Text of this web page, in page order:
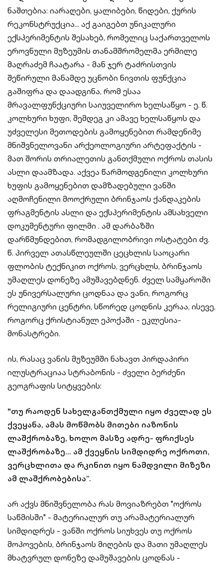
ნაშთებია: იარაღები, ყალიბები, წიდები, ქურის
რეკონსტრუქცია... აქ გაიგებთ უნიკალური
ექსპერიმენტის შესახებ, რომელიც საქართველოს
ეროვნული მუზეუმის თანამშრომელმა ერმილე
მაღრაძემ ჩაატარა - მან ჯერ ტაძრისთვის
შეწირული მანამდე უცნობი ნივთის ფუნქცია
გაშიფრა და დაადგინა, რომ ესაა
მრავალფუნქციური საიუველირო ხელსაწყო - ე. წ.
კოლხური ხუფი, შემდეგ კი ამავე ხელსაწყოს და
უძველესი მეთოდების გამოყენებით რამდენიმე
მნიშვნელოვანი არქეოლოგიური არტეფაქტის -
მათ შორის თრიალეთის განთქმული ოქროს თასის
ასლი დაამზადა. აქვეა წარმოდგენილი კოლხური
ხუფის გამოყენებით დამზადებული ვანში
აღმოჩენილი მოოქრული ბრინჯაოს ქანდაკების
ფრაგმენტის ასლი და ექსპერიმენტის ამსახველი
დოკუმენტური ფილმი . ამ დარბაზში
დარწმუნდებით, რომადგილობრივი ოსტატები ძვ.
წ. პირველ ათასწლეულში ცეცხლის საოცარი
ფლობის ტექნიკით ოქროს, ვერცხლს, ბრინჯაოს
უმაღლეს დონეზე ამუშავებდნენ. ძველ სამყაროში
ეს უნივერსალური ცოდნაა და ვანი, როგორც
რელიგიური ცენტრი, სწორედ ცოდნის კერაა, ისევე,
როგორც ქრისტიანულ ეპოქაში - ეკლესია-
მონასტრები.
ის, რასაც ვანის მუზეუმში ნახავთ პირდაპირი
ილუსტრაციაა სტრაბონის - ძველი ბერძენი
გეოგრაფის სიტყვების:
"თუ რაოდენ სახელგანთქმული იყო ძველად ეს
ქვეყანა, ამას მოწმობს მითები იაზონის
ლაშქრობაზე, ხოლო მასზე ადრე- ფრიქსეს
ლაშქრობაზე... ამ ქვეყნის სიმდიდრე ოქროთი,
ვერცხლითა და რკინით იყო ნამდვილი მიზეზი
ამ ლაშქრობებისა”.
არ აქვს მნიშვნელობა რას მოვიაზრებთ "ოქროს
საწმისში" - მატერიალურ თუ არამატერიალურ
სიმდიდრეს - ვანში ოქროს სიუხვეს თუ ოქროს
მოპოვების, ბრინჯაოს მიღების და მათი უმაღლეს
მხატვრულ დონეზე დამუშავების ცოდნას -